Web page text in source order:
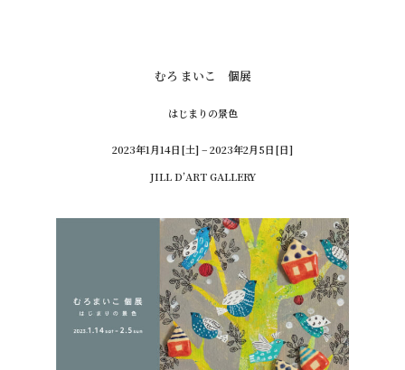
むろ まいこ 個展
はじまりの景色
2023年1月14日[土] – 2023年2月5日[日]
JILL D’ART GALLERY